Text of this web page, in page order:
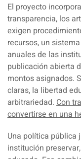
El proyecto
transparencia, los
exigen
recursos, un
anuales de las
publicación abierta
montos asignados.
claras, la libertad
arbitrariedad. Con
convertirse en una
Una política pública
institución preservar,